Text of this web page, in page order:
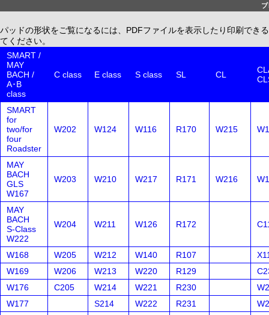
パッドの形状をご覧になるには、PDFファイルを表示したり印刷でき
てください。
SMART /
MAY
BACH /
A･B
class
C class E class S class SL CL
SMART
for
two/for
four
Roadster
W202 W124 W116 R170 W215
MAY
BACH
GLS
W167
W203 W210 W217 R171 W216
MAY
BACH
S-Class
W222
W204 W211 W126 R172
W168 W205 W212 W140 R107
W169
W206 W213 W220 R129
W176
C205 W214 W221 R230
W177
S214 W222 R231